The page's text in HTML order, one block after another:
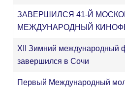
ЗАВЕРШИЛСЯ 41-Й
МЕЖДУНАРОДНЫЙ
XII Зимний международный
завершился в Сочи
Первый Международный